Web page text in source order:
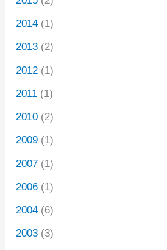
2014 (1)
2013 (2)
2012 (1)
2011 (1)
2010 (2)
2009 (1)
2007 (1)
2006 (1)
2004 (6)
2003 (3)